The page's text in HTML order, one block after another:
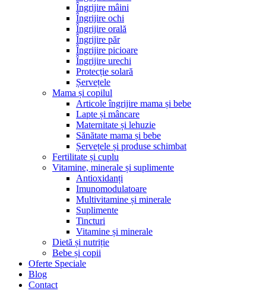
Îngrijire mâini
Îngrijire ochi
Îngrijire orală
Îngrijire păr
Îngrijire picioare
Îngrijire urechi
Protecție solară
Șervețele
Mama și copilul
Articole îngrijire mama și bebe
Lapte și mâncare
Maternitate și lehuzie
Sănătate mama și bebe
Șervețele și produse schimbat
Fertilitate și cuplu
Vitamine, minerale și suplimente
Antioxidanți
Imunomodulatoare
Multivitamine și minerale
Suplimente
Tincturi
Vitamine și minerale
Dietă și nutriție
Bebe și copii
Oferte Speciale
Blog
Contact